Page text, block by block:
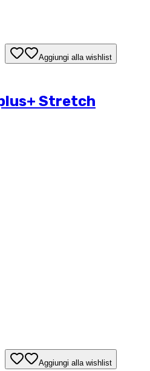
Aggiungi alla wishlist
Stretch
Aggiungi alla wishlist